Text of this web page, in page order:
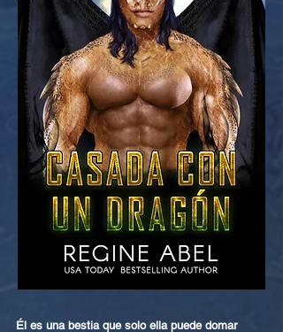
Él es una bestia que solo ella puede domar